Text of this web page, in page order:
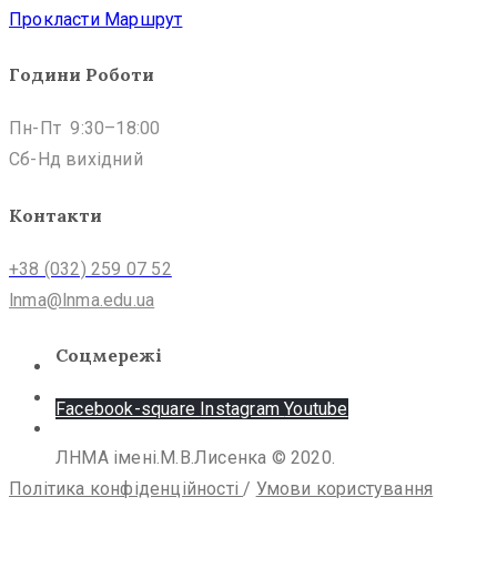
Прокласти Маршрут
Години Роботи
Пн-Пт 9:30–18:00
Сб-Нд вихідний
Контакти
+38 (032) 259 07 52
lnma@lnma.edu.ua
Соцмережі
Facebook-square Instagram Youtube
ЛНМА імені.М.В.Лисенка © 2020.
Політика конфіденційності/ Умови користування